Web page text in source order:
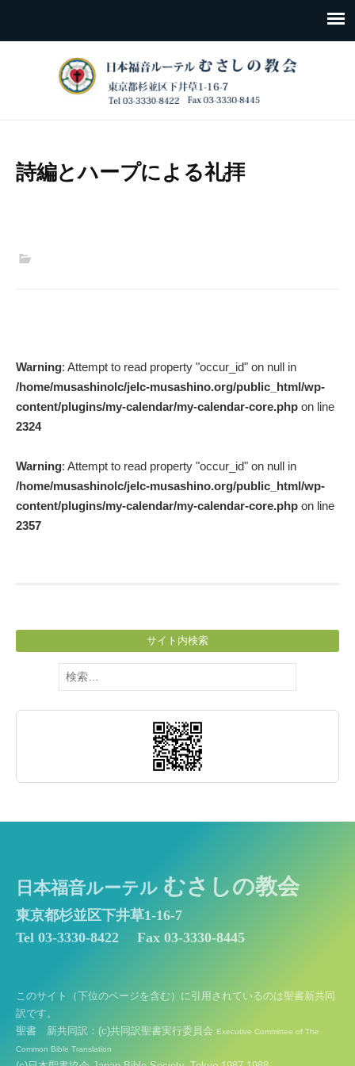
詩編とハープによる礼拝
navigation
Warning: Attempt to read property "occur_id" on null in
/home/musashinolc/jelc-musashino.org/public_html/wp-
content/plugins/my-calendar/my-calendar-core.php on line
2324
Warning: Attempt to read property "occur_id" on null in
/home/musashinolc/jelc-musashino.org/public_html/wp-
content/plugins/my-calendar/my-calendar-core.php on line
2357
サイト内検索
検
索:
日本福音ルーテル むさしの教会
東京都杉並区下井草1-16-7
Tel 03-3330-8422
Fax 03-3330-8445
このサイト（下位のページを含む）に引用されているのは聖書新共同
訳です。
聖書 新共同訳：(c)共同訳聖書実行委員会 Executive Committee of The
Common Bible Translation